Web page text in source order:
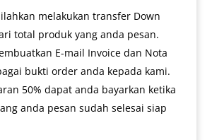
melakukan transfer Down
total produk yang anda pesan.
E-mail Invoice dan Nota
bukti order anda kepada kami.
50% dapat anda bayarkan ketika
anda pesan sudah selesai siap